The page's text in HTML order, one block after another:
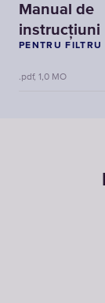
Manual de
instrucțiuni
PENTRU FILTRU
.pdf, 1,0 MO